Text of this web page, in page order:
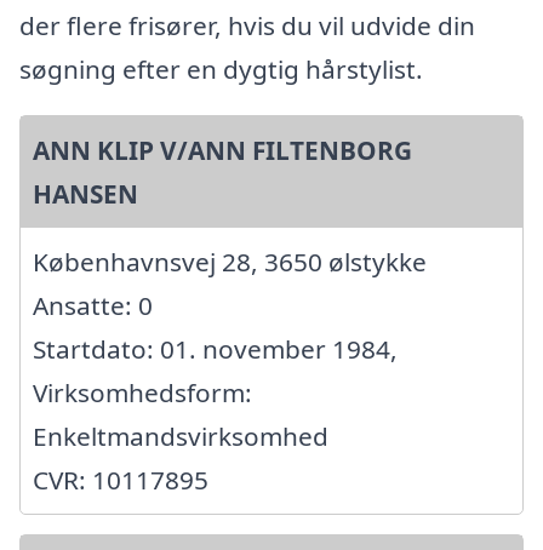
der flere frisører, hvis du vil udvide din
søgning efter en dygtig hårstylist.
ANN KLIP V/ANN FILTENBORG
HANSEN
Københavnsvej 28, 3650 ølstykke
Ansatte: 0
Startdato: 01. november 1984,
Virksomhedsform:
Enkeltmandsvirksomhed
CVR: 10117895